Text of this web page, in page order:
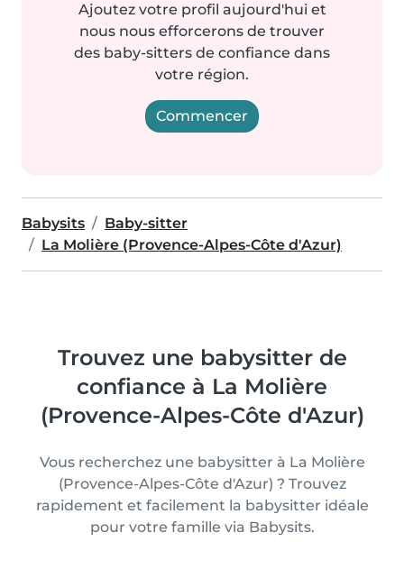
Ajoutez votre profil aujourd'hui et
nous nous efforcerons de trouver
des baby-sitters de confiance dans
votre région.
Commencer
Babysits
Baby-sitter
La Molière (Provence-Alpes-Côte d'Azur)
Trouvez une babysitter de
confiance à La Molière
(Provence-Alpes-Côte d'Azur)
Vous recherchez une babysitter à La Molière
(Provence-Alpes-Côte d'Azur) ? Trouvez
rapidement et facilement la babysitter idéale
pour votre famille via Babysits.